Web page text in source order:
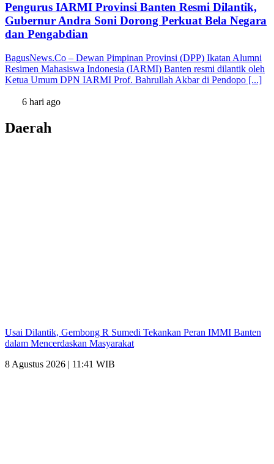
Pengurus IARMI Provinsi Banten Resmi Dilantik,
Gubernur Andra Soni Dorong Perkuat Bela Negara
dan Pengabdian
BagusNews.Co – Dewan Pimpinan Provinsi (DPP) Ikatan Alumni
Resimen Mahasiswa Indonesia (IARMI) Banten resmi dilantik oleh
Ketua Umum DPN IARMI Prof. Bahrullah Akbar di Pendopo [...]
6 hari ago
Daerah
Usai Dilantik, Gembong R Sumedi Tekankan Peran IMMI Banten
dalam Mencerdaskan Masyarakat
8 Agustus 2026 | 11:41 WIB